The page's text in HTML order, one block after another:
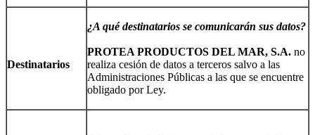
Destinatarios
¿A qué destinatarios se comunicarán sus datos?
PROTEA PRODUCTOS DEL MAR, S.A. no
realiza cesión de datos a terceros salvo a las
Administraciones Públicas a las que se encuentre
obligado por Ley.